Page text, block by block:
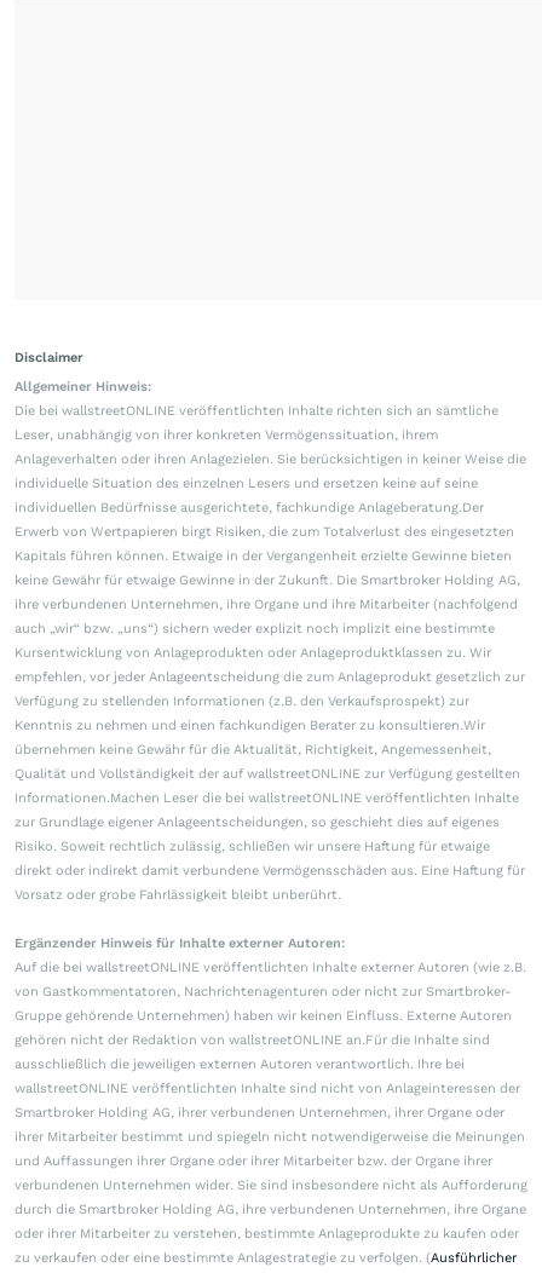
Disclaimer
Allgemeiner Hinweis:
Die bei wallstreetONLINE veröffentlichten Inhalte richten sich an sämtliche
Leser, unabhängig von ihrer konkreten Vermögenssituation, ihrem
Anlageverhalten oder ihren Anlagezielen. Sie berücksichtigen in keiner Weise die
individuelle Situation des einzelnen Lesers und ersetzen keine auf seine
individuellen Bedürfnisse ausgerichtete, fachkundige Anlageberatung.Der
Erwerb von Wertpapieren birgt Risiken, die zum Totalverlust des eingesetzten
Kapitals führen können. Etwaige in der Vergangenheit erzielte Gewinne bieten
keine Gewähr für etwaige Gewinne in der Zukunft. Die Smartbroker Holding AG,
ihre verbundenen Unternehmen, ihre Organe und ihre Mitarbeiter (nachfolgend
auch „wir“ bzw. „uns“) sichern weder explizit noch implizit eine bestimmte
Kursentwicklung von Anlageprodukten oder Anlageproduktklassen zu. Wir
empfehlen, vor jeder Anlageentscheidung die zum Anlageprodukt gesetzlich zur
Verfügung zu stellenden Informationen (z.B. den Verkaufsprospekt) zur
Kenntnis zu nehmen und einen fachkundigen Berater zu konsultieren.Wir
übernehmen keine Gewähr für die Aktualität, Richtigkeit, Angemessenheit,
Qualität und Vollständigkeit der auf wallstreetONLINE zur Verfügung gestellten
Informationen.Machen Leser die bei wallstreetONLINE veröffentlichten Inhalte
zur Grundlage eigener Anlageentscheidungen, so geschieht dies auf eigenes
Risiko. Soweit rechtlich zulässig, schließen wir unsere Haftung für etwaige
direkt oder indirekt damit verbundene Vermögensschäden aus. Eine Haftung für
Vorsatz oder grobe Fahrlässigkeit bleibt unberührt.
Ergänzender Hinweis für Inhalte externer Autoren:
Auf die bei wallstreetONLINE veröffentlichten Inhalte externer Autoren (wie z.B.
von Gastkommentatoren, Nachrichtenagenturen oder nicht zur Smartbroker-
Gruppe gehörende Unternehmen) haben wir keinen Einfluss. Externe Autoren
gehören nicht der Redaktion von wallstreetONLINE an.Für die Inhalte sind
ausschließlich die jeweiligen externen Autoren verantwortlich. Ihre bei
wallstreetONLINE veröffentlichten Inhalte sind nicht von Anlageinteressen der
Smartbroker Holding AG, ihrer verbundenen Unternehmen, ihrer Organe oder
ihrer Mitarbeiter bestimmt und spiegeln nicht notwendigerweise die Meinungen
und Auffassungen ihrer Organe oder ihrer Mitarbeiter bzw. der Organe ihrer
verbundenen Unternehmen wider. Sie sind insbesondere nicht als Aufforderung
durch die Smartbroker Holding AG, ihre verbundenen Unternehmen, ihre Organe
oder ihrer Mitarbeiter zu verstehen, bestimmte Anlageprodukte zu kaufen oder
zu verkaufen oder eine bestimmte Anlagestrategie zu verfolgen. (Ausführlicher